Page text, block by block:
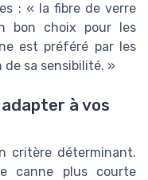
: « la fibre de verre
bon choix pour les
est préféré par les
sa sensibilité. »
à vos
critère déterminant.
canne plus courte